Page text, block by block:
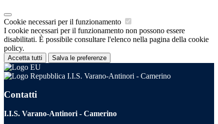
Cookie necessari per il funzionamento
I cookie necessari per il funzionamento non possono essere
disabilitati. È possibile consultare l'elenco nella pagina della cookie
policy.
Accetta tutti Salva le preferenze
I.I.S. Varano-Antinori - Camerino
Contatti
I.I.S. Varano-Antinori - Camerino